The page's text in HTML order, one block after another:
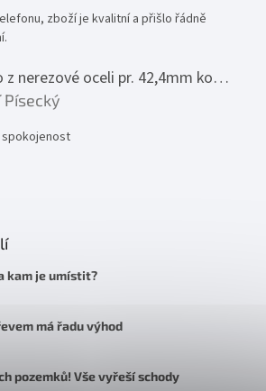
zboží je kvalitní a přišlo řádně
Madlo z nerezové oceli pr. 42,4mm komplet - model 0116 - 3000mm
produktu je 5 z 5 hvězdiček.
Písecký
kam je umístit?
má řadu výhod
pozemků! Vše vyřeší schody